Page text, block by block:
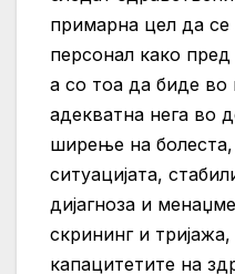
примарна цел да
персонал како
а со тоа да биде
адекватна нега во
ширење на
ситуацијата,
дијагноза и
скрининг и
капацитетите на